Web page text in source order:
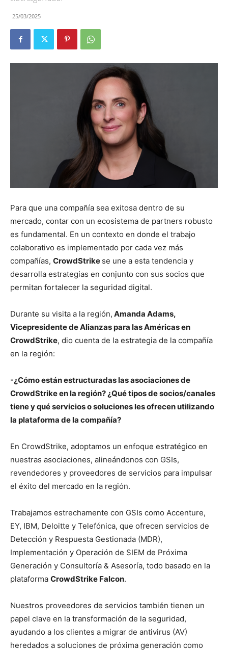
25/03/2025
Para que una compañía sea exitosa dentro de su
mercado, contar con un ecosistema de partners robusto
es fundamental. En un contexto en donde el trabajo
colaborativo es implementado por cada vez más
compañías, CrowdStrike se une a esta tendencia y
desarrolla estrategias en conjunto con sus socios que
permitan fortalecer la seguridad digital.
Durante su visita a la región, Amanda Adams,
Vicepresidente de Alianzas para las Américas en
CrowdStrike, dio cuenta de la estrategia de la compañía
en la región:
-¿Cómo están estructuradas las asociaciones de
CrowdStrike en la región? ¿Qué tipos de socios/canales
tiene y qué servicios o soluciones les ofrecen utilizando
la plataforma de la compañía?
En CrowdStrike, adoptamos un enfoque estratégico en
nuestras asociaciones, alineándonos con GSIs,
revendedores y proveedores de servicios para impulsar
el éxito del mercado en la región.
Trabajamos estrechamente con GSIs como Accenture,
EY, IBM, Deloitte y Telefónica, que ofrecen servicios de
Detección y Respuesta Gestionada (MDR),
Implementación y Operación de SIEM de Próxima
Generación y Consultoría & Asesoría, todo basado en la
plataforma CrowdStrike Falcon.
Nuestros proveedores de servicios también tienen un
papel clave en la transformación de la seguridad,
ayudando a los clientes a migrar de antivirus (AV)
heredados a soluciones de próxima generación como